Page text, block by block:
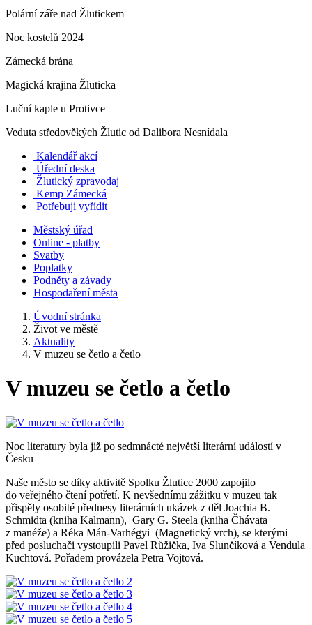
Polární záře nad Žlutickem
Noc kostelů 2024
Zámecká brána
Magická krajina Žluticka
Luční kaple u Protivce
Veduta středověkých Žlutic od Dalibora Nesnídala
Kalendář akcí
Úřední deska
Žlutický zpravodaj
Kemp Zámecká
Potřebuji vyřídit
Městský úřad
Online - platby
Svatby
Poplatky
Podněty a závady
Hospodaření města
Úvodní stránka
Život ve městě
Aktuality
V muzeu se četlo a četlo
V muzeu se četlo a četlo
Noc literatury byla již po sedmnácté největší literární událostí v
Česku
Naše město se díky aktivitě Spolku Žlutice 2000 zapojilo
do veřejného čtení potřetí. K nevšednímu zážitku v muzeu tak
přispěly osobité přednesy literárních ukázek z děl Joachia B.
Schmidta (kniha Kalmann), Gary G. Steela (kniha Čhávata
z manéže) a Réka Mán-Varhégyi (Magnetický vrch), se kterými
před posluchači vystoupili Pavel Růžička, Iva Slunčíková a Vendula
Kuchtová. Pořadem provázela Petra Vojtová.